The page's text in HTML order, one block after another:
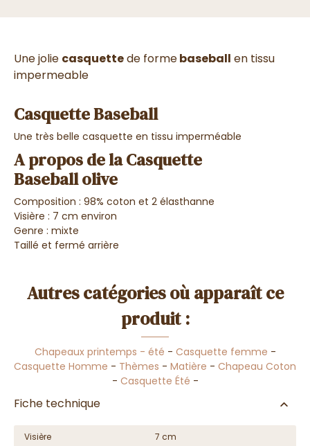
Une jolie casquettede formebaseball en tissu
impermeable
Casquette Baseball
Une très belle casquette en tissu imperméable
A propos de la Casquette
Baseball olive
Composition : 98% coton et 2 élasthanne
Visière : 7 cm environ
Genre : mixte
Taillé et fermé arrière
Autres catégories où apparaît ce
produit :
Chapeaux printemps - été - Casquette femme -
Casquette Homme - Thèmes - Matière - Chapeau Coton
- Casquette Été -
Fiche technique
Visière 7 cm